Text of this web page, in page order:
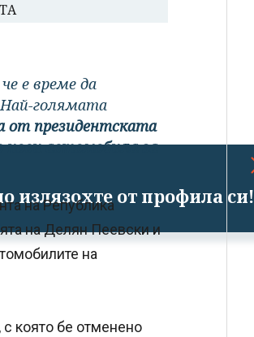
излязохте от профила си!
е време да
голямата
от президентската
нови автомобила за
на Република
на Делян Пеевски и
на
която бе отменено